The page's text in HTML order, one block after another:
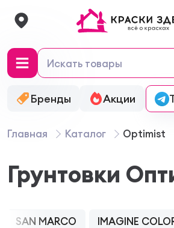
Бренды Акции
Главная Каталог Optimist
Грунтовки
SAN MARCO IMAGINE